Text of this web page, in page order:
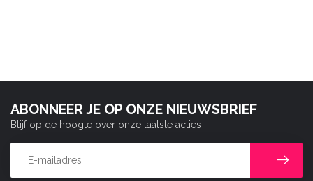
ABONNEER JE OP ONZE NIEUWSBRIEF
Blijf op de hoogte over onze laatste acties